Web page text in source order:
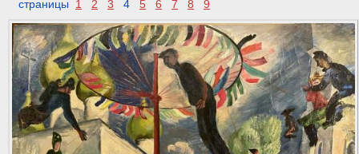
страницы 1 2 3 4 5 6 7 8 9